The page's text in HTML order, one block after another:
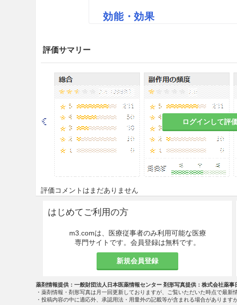
効能・効果
フトラフール注400mg
通常、1日量、体重1kg当たりテ
注射するか又は生理食塩液、5％
Lと混合し、静脈内に点滴注射す
注意事項
重要な基本的注意
ヵ月間は1ヵ月に1回以上）に臨床
の適切な処置を行うこと。
重篤な腸炎等により脱水症状
があ
（「重大な副作用」の項参照）。
感染症・出血傾向の発現又は悪化に
小児に投与する場合には副作用の
評価サマリー
ログインして評
評価コメントはまだありません
はじめてご利用の方
m3.comは、医療従事者のみ利用可能な医療
専門サイトです。会員登録は無料です。
新規会員登録
薬剤情報提供：一般財団法人日本医薬情報センター 剤形写真提供：株式会社薬事
・薬剤情報・剤形写真は月一回更新しておりますが、ご覧いただいた時点で最
・投稿内容の中に適応外、承認用法・用量外の記載等が含まれる場合があります